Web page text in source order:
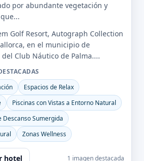
por abundante vegetación y
Golf Resort, Autograph Collection
en el municipio de
Club Náutico de Palma....
Espacios de Relax
Piscinas con Vistas a Entorno Natural
Descanso Sumergida
Zonas Wellness
hotel 1 imagen destacada